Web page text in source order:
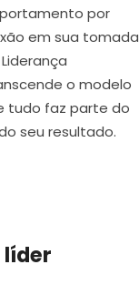
por
em sua tomada
o modelo
tudo faz parte do
seu resultado.